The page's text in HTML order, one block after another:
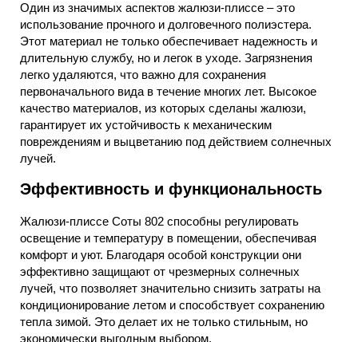
Один из значимых аспектов жалюзи-плиссе – это
использование прочного и долговечного полиэстера.
Этот материал не только обеспечивает надежность и
длительную службу, но и легок в уходе. Загрязнения
легко удаляются, что важно для сохранения
первоначального вида в течение многих лет. Высокое
качество материалов, из которых сделаны жалюзи,
гарантирует их устойчивость к механическим
повреждениям и выцветанию под действием солнечных
лучей.
Эффективность и функциональность
Жалюзи-плиссе Соты 802 способны регулировать
освещение и температуру в помещении, обеспечивая
комфорт и уют. Благодаря особой конструкции они
эффективно защищают от чрезмерных солнечных
лучей, что позволяет значительно снизить затраты на
кондиционирование летом и способствует сохранению
тепла зимой. Это делает их не только стильным, но
экономически выгодным выбором.